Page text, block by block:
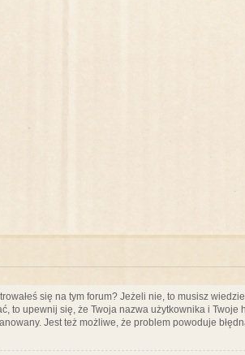
się na tym forum? Jeżeli nie, to musisz
to upewnij się, że Twoja nazwa użytkownika i Twoje
Jest też możliwe, że problem powoduje